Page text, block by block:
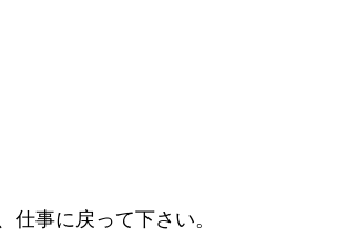
事に戻って下さい。